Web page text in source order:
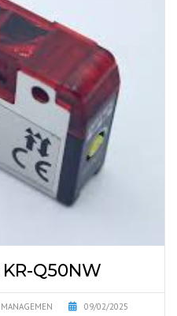
KR-Q50NW
09/02/2025